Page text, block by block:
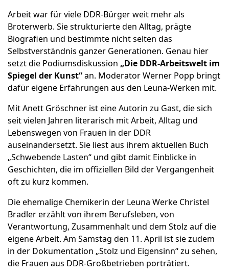
Arbeit war für viele DDR-Bürger weit mehr als
Broterwerb. Sie strukturierte den Alltag, prägte
Biografien und bestimmte nicht selten das
Selbstverständnis ganzer Generationen. Genau hier
setzt die Podiumsdiskussion „Die DDR-Arbeitswelt im
Spiegel der Kunst“an. Moderator Werner Popp bringt
dafür eigene Erfahrungen aus den Leuna-Werken mit.
Mit Anett Gröschner ist eine Autorin zu Gast, die sich
seit vielen Jahren literarisch mit Arbeit, Alltag und
Lebenswegen von Frauen in der DDR
auseinandersetzt. Sie liest aus ihrem aktuellen Buch
„Schwebende Lasten“ und gibt damit Einblicke in
Geschichten, die im offiziellen Bild der Vergangenheit
oft zu kurz kommen.
Die ehemalige Chemikerin der Leuna Werke Christel
Bradler erzählt von ihrem Berufsleben, von
Verantwortung, Zusammenhalt und dem Stolz auf die
eigene Arbeit. Am Samstag den 11. April ist sie zudem
in der Dokumentation „Stolz und Eigensinn“ zu sehen,
die Frauen aus DDR-Großbetrieben porträtiert.